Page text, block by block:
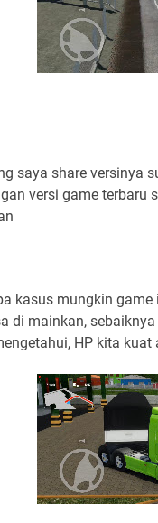
saya share versinya
versi game terbaru
kasus mungkin
di mainkan,
HP kita